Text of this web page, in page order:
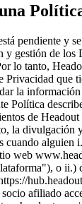
pendiente y
y gestión de los
lo tanto,
Privacidad que
la
Política
de
la divulgación
cuando alguien
web
o ii.)
afiliado